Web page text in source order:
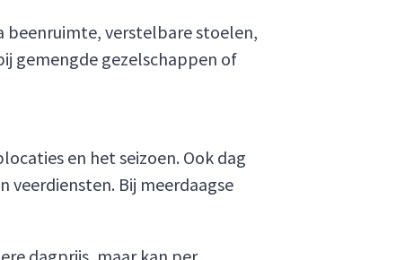
beenruimte, verstelbare stoelen,
gemengde gezelschappen of
en het seizoen. Ook dag
veerdiensten. Bij meerdaagse